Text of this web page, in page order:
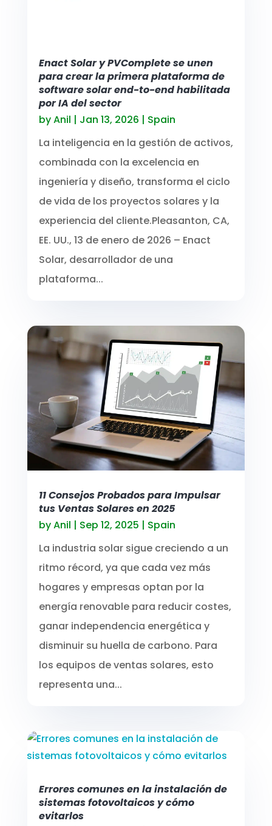
Enact Solar y PVComplete se unen
para crear la primera plataforma de
software solar end-to-end habilitada
por IA del sector
byAnil | Jan 13, 2026 | Spain
La inteligencia en la gestión de activos,
combinada con la excelencia en
ingeniería y diseño, transforma el ciclo
de vida de los proyectos solares y la
experiencia del cliente.Pleasanton, CA,
EE. UU., 13 de enero de 2026 – Enact
Solar, desarrollador de una
plataforma...
11 Consejos Probados para Impulsar
tus Ventas Solares en 2025
byAnil | Sep 12, 2025 | Spain
La industria solar sigue creciendo a un
ritmo récord, ya que cada vez más
hogares y empresas optan por la
energía renovable para reducir costes,
ganar independencia energética y
disminuir su huella de carbono. Para
los equipos de ventas solares, esto
representa una...
Errores comunes en la instalación de
sistemas fotovoltaicos y cómo
evitarlos